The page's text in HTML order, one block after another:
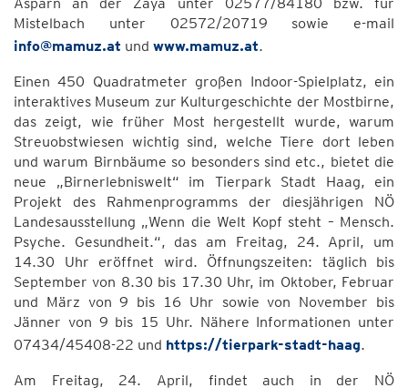
Mistelbach unter 02572/20719 sowie e-mail
info@mamuz.at und www.mamuz.at.
Einen 450 Quadratmeter großen Indoor-Spielplatz, ein
interaktives Museum zur Kulturgeschichte der Mostbirne,
das zeigt, wie früher Most hergestellt wurde, warum
Streuobstwiesen wichtig sind, welche Tiere dort leben
und warum Birnbäume so besonders sind etc., bietet die
neue „Birnerlebniswelt“ im Tierpark Stadt Haag, ein
Projekt des Rahmenprogramms der diesjährigen NÖ
Landesausstellung „Wenn die Welt Kopf steht – Mensch.
Psyche. Gesundheit.“, das am Freitag, 24. April, um
14.30 Uhr eröffnet wird. Öffnungszeiten: täglich bis
September von 8.30 bis 17.30 Uhr, im Oktober, Februar
und März von 9 bis 16 Uhr sowie von November bis
Jänner von 9 bis 15 Uhr. Nähere Informationen unter
07434/45408-22 und https://tierpark-stadt-haag.
Am Freitag, 24. April, findet auch in der NÖ